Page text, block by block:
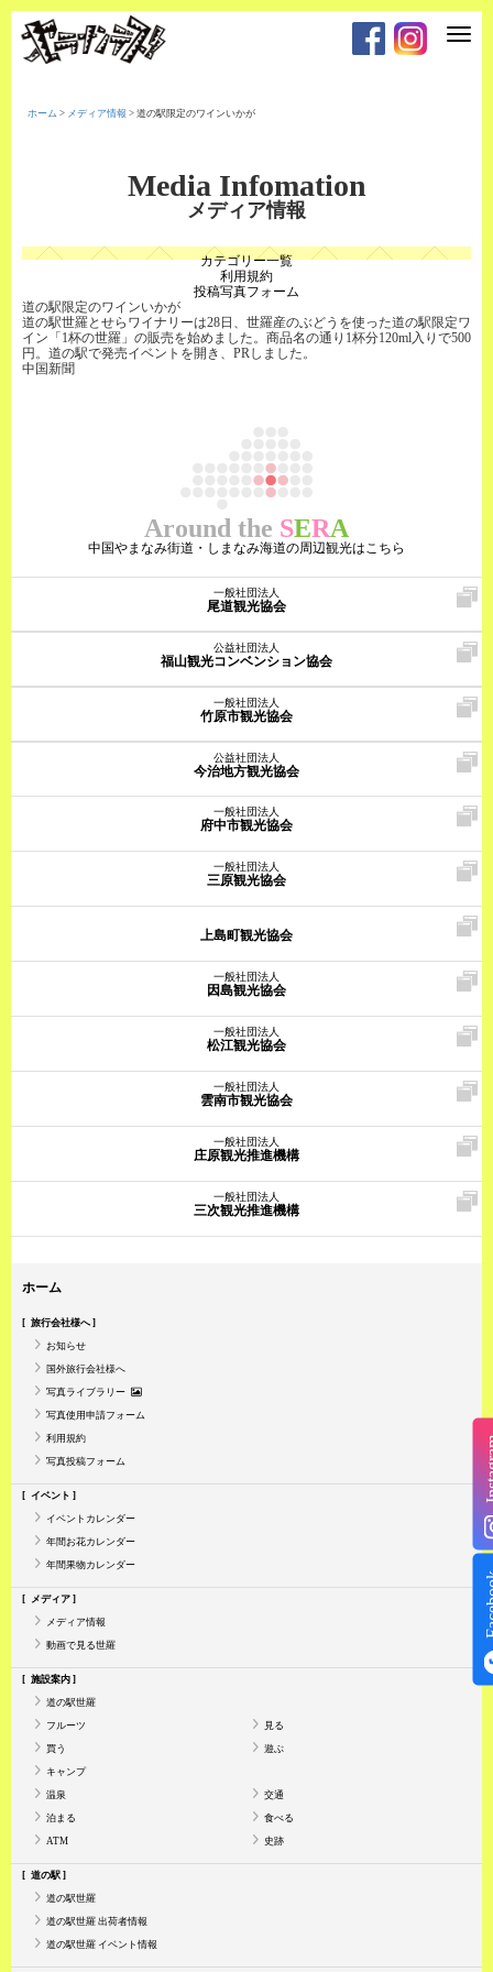
T
o
n
ホーム > メディア情報 > 道の駅限定のワインいかが
Media Infomation
メディア情報
カテゴリー一覧
利用規約
投稿写真フォーム
道の駅限定のワインいかが
道の駅世羅とせらワイナリーは28日、世羅産のぶどうを使った道の駅限定ワ
イン「1杯の世羅」の販売を始めました。商品名の通り1杯分120ml入りで500
円。道の駅で発売イベントを開き、PRしました。
中国新聞
Around the SERA
中国やまなみ街道・しまなみ海道の周辺観光はこちら
一般社団法人
尾道観光協会
公益社団法人
福山観光コンベンション協会
一般社団法人
竹原市観光協会
公益社団法人
今治地方観光協会
一般社団法人
府中市観光協会
一般社団法人
三原観光協会
上島町観光協会
一般社団法人
因島観光協会
一般社団法人
松江観光協会
一般社団法人
雲南市観光協会
一般社団法人
庄原観光推進機構
一般社団法人
三次観光推進機構
ホーム
旅行会社様へ
お知らせ
国外旅行会社様へ
写真ライブラリー
写真使用申請フォーム
利用規約
写真投稿フォーム
イベント
イベントカレンダー
年間お花カレンダー
年間果物カレンダー
メディア
メディア情報
動画で見る世羅
施設案内
道の駅世羅
フルーツ 見る
買う 遊ぶ
キャンプ
温泉 交通
泊まる 食べる
ATM 史跡
道の駅
道の駅世羅
道の駅世羅 出荷者情報
道の駅世羅 イベント情報